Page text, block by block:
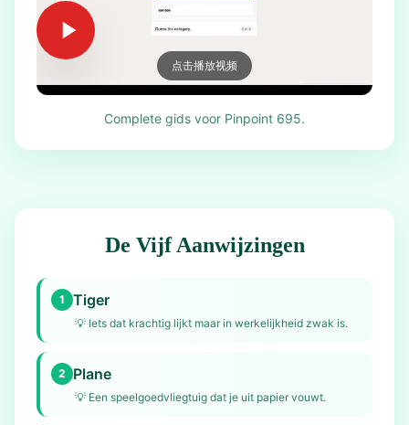
点击播放视频
Complete gids voor Pinpoint 695.
De Vijf Aanwijzingen
1 Tiger
💡 Iets dat krachtig lijkt maar in werkelijkheid zwak is.
2 Plane
💡 Een speelgoedvliegtuig dat je uit papier vouwt.